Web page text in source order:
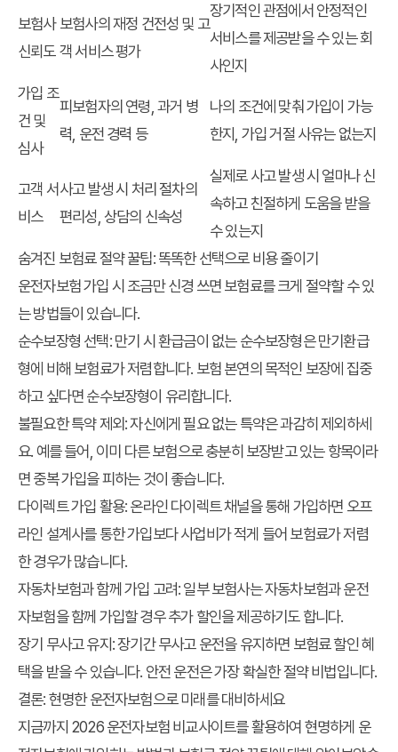
보험사
신뢰도
보험사의 재정 건전성 및 고
객 서비스 평가
장기적인 관점에서 안정적인
서비스를 제공받을 수 있는 회
사인지
가입 조
건 및
심사
피보험자의 연령, 과거 병
력, 운전 경력 등
나의 조건에 맞춰 가입이 가능
한지, 가입 거절 사유는 없는지
고객 서
비스
사고 발생 시 처리 절차의
편리성, 상담의 신속성
실제로 사고 발생 시 얼마나 신
속하고 친절하게 도움을 받을
수 있는지
숨겨진 보험료 절약 꿀팁: 똑똑한 선택으로 비용 줄이기
운전자보험 가입 시 조금만 신경 쓰면 보험료를 크게 절약할 수 있
는 방법들이 있습니다.
순수보장형 선택:만기 시 환급금이 없는 순수보장형은 만기환급
형에 비해 보험료가 저렴합니다. 보험 본연의 목적인 보장에 집중
하고 싶다면 순수보장형이 유리합니다.
불필요한 특약 제외:자신에게 필요 없는 특약은 과감히 제외하세
요. 예를 들어, 이미 다른 보험으로 충분히 보장받고 있는 항목이라
면 중복 가입을 피하는 것이 좋습니다.
다이렉트 가입 활용:온라인 다이렉트 채널을 통해 가입하면 오프
라인 설계사를 통한 가입보다 사업비가 적게 들어 보험료가 저렴
한 경우가 많습니다.
자동차보험과 함께 가입 고려:일부 보험사는 자동차보험과 운전
자보험을 함께 가입할 경우 추가 할인을 제공하기도 합니다.
장기 무사고 유지:장기간 무사고 운전을 유지하면 보험료 할인 혜
택을 받을 수 있습니다. 안전 운전은 가장 확실한 절약 비법입니다.
결론: 현명한 운전자보험으로 미래를 대비하세요
지금까지 2026 운전자보험 비교사이트를 활용하여 현명하게 운